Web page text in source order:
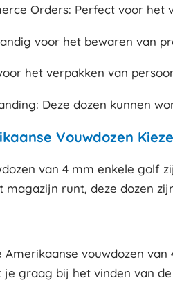
Orders: Perfect voor het
voor het bewaren van
het verpakken van
Deze dozen kunnen
Vouwdozen
van 4 mm enkele golf
runt, deze dozen
Amerikaanse vouwdozen
je graag bij het vinden van